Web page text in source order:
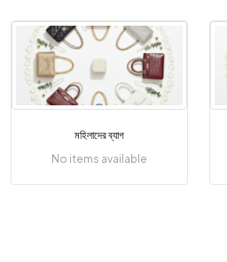
মহিলাদের ব্যাগ
No items available